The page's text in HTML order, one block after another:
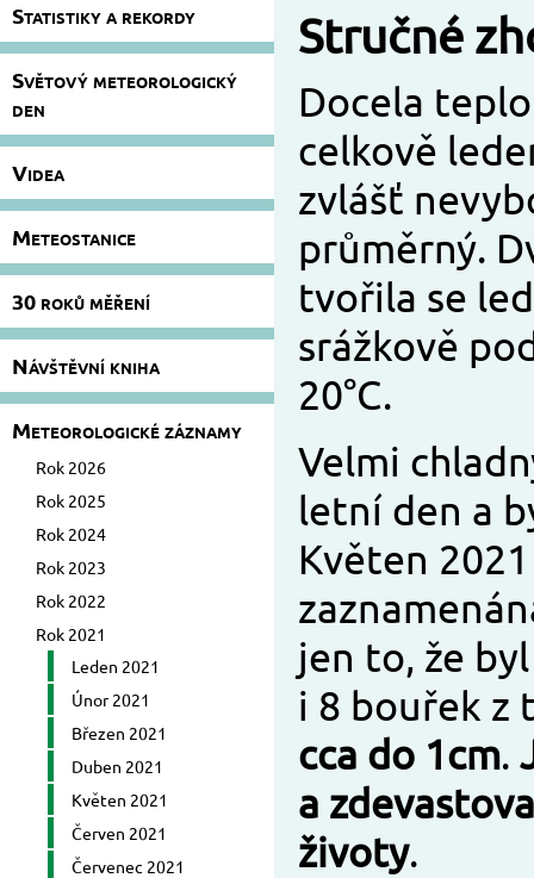
Statistiky a rekordy
Světový meteorologický
den
Videa
Meteostanice
30 roků měření
Návštěvní kniha
Meteorologické záznamy
Rok 2026
Rok 2025
Rok 2024
Rok 2023
Rok 2022
Rok 2021
Leden 2021
Únor 2021
Březen 2021
Duben 2021
Květen 2021
Červen 2021
Červenec 2021
Stručné
Docela
celkově
zvlášť
průměrný.
tvořila se
srážkově
20°C.
Velmi
letní den a
Květen
jen to, že
i 8 bouřek z
cca do 1cm.
a
životy.